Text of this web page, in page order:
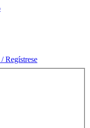
/ Regístrese